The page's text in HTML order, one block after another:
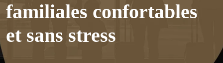
familiales confortables
et sans stress